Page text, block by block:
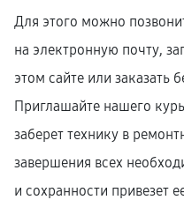
Для этого можно
на электронную почту,
этом сайте или заказать
Приглашайте нашего
заберет технику в
завершения всех
и сохранности привезет